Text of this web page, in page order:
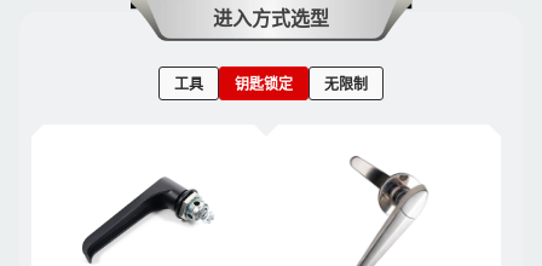
进入方式选型
工具 钥匙锁定 无限制